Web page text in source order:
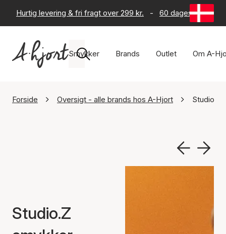
Hurtig levering & fri fragt over 299 kr. - 60 dages returret
Smykker Brands Outlet Om A-
Forside Oversigt - alle brands hos A-Hjort Studio.Z
Studio.Z